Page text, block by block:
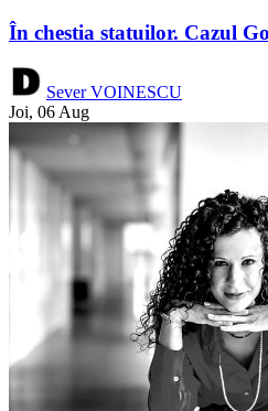
În chestia statuilor. Cazul
Sever VOINESCU
Joi, 06 Aug